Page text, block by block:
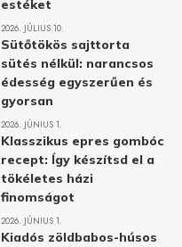
estéket
2026. JÚLIUS 10.
Sütőtökös sajttorta
sütés nélkül: narancsos
édesség egyszerűen és
gyorsan
2026. JÚNIUS 1.
Klasszikus epres gombóc
recept: Így készítsd el a
tökéletes házi
finomságot
2026. JÚNIUS 1.
Kiadós zöldbabos-húsos